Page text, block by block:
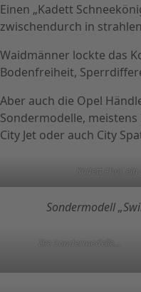
Einen „Kadett
zwischendurch in
Waidmänner lockte das
Bodenfreiheit,
Aber auch die Opel
Sondermodelle,
City Jet oder auch City
Kadett Ahoi,
Sondermodell
Die Sondermodelle…